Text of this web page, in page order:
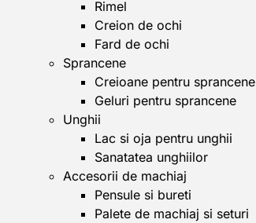
Rimel
Creion de ochi
Fard de ochi
Sprancene
Creioane pentru sprancene
Geluri pentru sprancene
Unghii
Lac si oja pentru unghii
Sanatatea unghiilor
Accesorii de machiaj
Pensule si bureti
Palete de machiaj si seturi